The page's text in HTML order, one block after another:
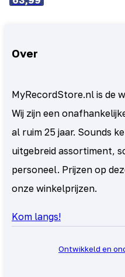
Over
MyRecordStore.nl is de
Wij zijn een
al ruim 25 jaar. Sounds
uitgebreid assortiment,
personeel. Prijzen op
onze winkelprijzen.
Kom langs!
Ontwikkeld en